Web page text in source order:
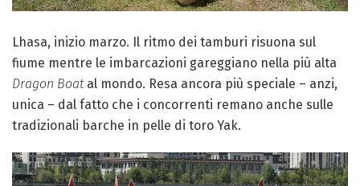
Lhasa, inizio marzo. Il ritmo dei tamburi risuona sul
fiume mentre le imbarcazioni gareggiano nella più alta
Dragon Boatal mondo. Resa ancora più speciale – anzi,
unica – dal fatto che i concorrenti remano anche sulle
tradizionali barche in pelle di toro Yak.